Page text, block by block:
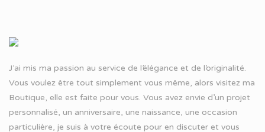
J’ai mis ma passion au service de l’élégance et de l’originalité.
Vous voulez être tout simplement vous même, alors visitez ma
Boutique, elle est faite pour vous. Vous avez envie d’un projet
personnalisé, un anniversaire, une naissance, une occasion
particulière, je suis à votre écoute pour en discuter et vous